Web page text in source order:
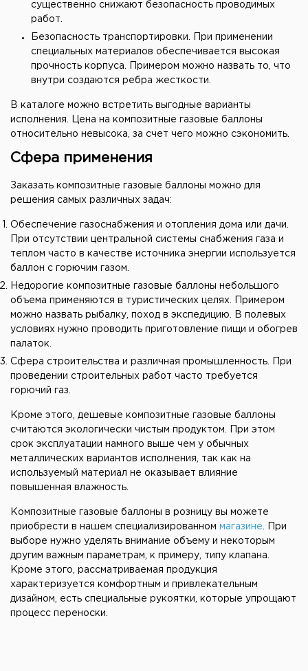
существенно снижают безопасность проводимых
работ.
Безопасность транспортировки. При применении
специальных материалов обеспечивается высокая
прочность корпуса. Примером можно назвать то, что
внутри создаются ребра жесткости.
В каталоге можно встретить выгодные варианты
исполнения. Цена на композитные газовые баллоны
относительно невысока, за счет чего можно сэкономить.
Сфера применения
Заказать композитные газовые баллоны можно для
решения самых различных задач:
Обеспечение газоснабжения и отопления дома или дачи.
При отсутствии центральной системы снабжения газа и
теплом часто в качестве источника энергии используется
баллон с горючим газом.
Недорогие композитные газовые баллоны небольшого
объема применяются в туристических целях. Примером
можно назвать рыбалку, поход в экспедицию. В полевых
условиях нужно проводить приготовление пищи и обогрев
палаток.
Сфера строительства и различная промышленность. При
проведении строительных работ часто требуется
горючий газ.
Кроме этого, дешевые композитные газовые баллоны
считаются экологически чистым продуктом. При этом
срок эксплуатации намного выше чем у обычных
металлических вариантов исполнения, так как на
используемый материал не оказывает влияние
повышенная влажность.
Композитные газовые баллоны в розницу вы можете
приобрести в нашем специализированном магазине . При
выборе нужно уделять внимание объему и некоторым
другим важным параметрам, к примеру, типу клапана.
Кроме этого, рассматриваемая продукция
характеризуется комфортным и привлекательным
дизайном, есть специальные рукоятки, которые упрощают
процесс переноски.